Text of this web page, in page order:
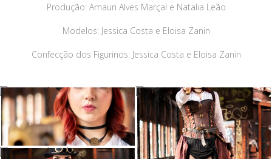
Produção: Amauri Alves Marçal e Natalia Leão
Modelos: Jessica Costa e Eloisa Zanin
Confecção dos Figurinos: Jessica Costa e Eloisa Zanin